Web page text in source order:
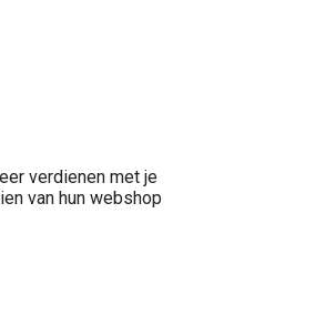
verdienen met je
van hun webshop